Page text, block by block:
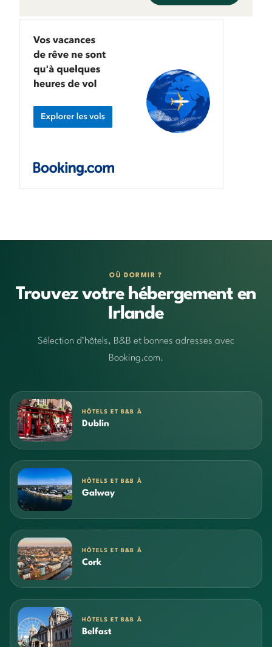
OÙ DORMIR ?
Trouvez votre hébergement en
Irlande
Sélection d’hôtels, B&B et bonnes adresses avec
Booking.com.
HÔTELS ET B&B À
Dublin
HÔTELS ET B&B À
Galway
HÔTELS ET B&B À
Cork
HÔTELS ET B&B À
Belfast